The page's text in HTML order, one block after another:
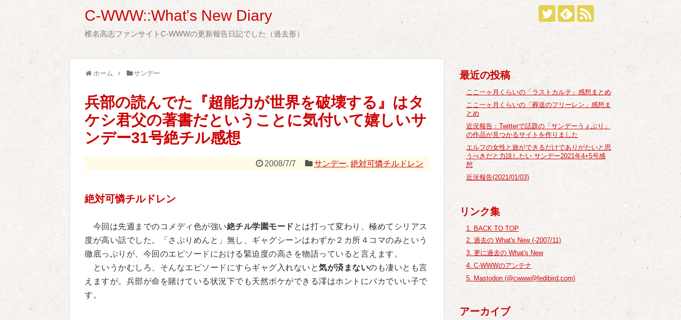
C-WWW::What's New Diary
椎名高志ファンサイトC-WWWの更新報告日記でした（過去形）
ホーム サンデー
兵部の読んでた『超能力が世界を破壊する』はタ
ケシ君父の著書だということに気付いて嬉しいサ
ンデー31号絶チル感想
2008/7/7 サンデー, 絶対可憐チルドレン
絶対可憐チルドレン
今回は先週までのコメディ色が強い絶チル学園モード とは打って変わり、極めてシリアス
度が高い話でした。「さぷりめんと」無し、ギャグシーンはわずか２カ所４コマのみという
徹底っぷりが、今回のエピソードにおける緊迫度の高さを物語っていると言えます。
というかむしろ、そんなエピソードにすらギャグ入れないと気が済まないのも凄いとも言
えますが。兵部が命を賭けている状況下でも天然ボケができる澪はホントにバカでいい子で
す。
最近の投稿
ここ一ヶ月くらいの「ラストカルテ」感想まとめ
ここ一ヶ月くらいの「葬送のフリーレン」感想ま
とめ
近況報告：Twitterで話題の「サンデーうぇぶり」
の作品が見つかるサイトを作りました
エルフの女性と旅ができるだけでありがたいと思
うべきだと力説したい サンデー2021年4+5号感
想
近況報告(2021/01/03)
リンク集
1. BACK TO TOP
2. 過去の What's New (-2007/11)
3. 更に過去の What's New
4. C-WWWのアンテナ
5. Mastodon (@cwww@fedibird.com)
アーカイブ